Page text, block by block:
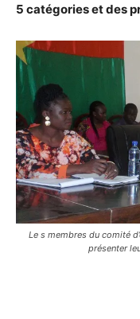
5 catégories et des
Le s membres du comité
présenter